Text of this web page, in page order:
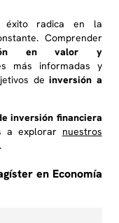
radica en la
Comprender
en valor y
más informadas y
deinversión a
inversión financiera
a explorar nuestros
en Economía